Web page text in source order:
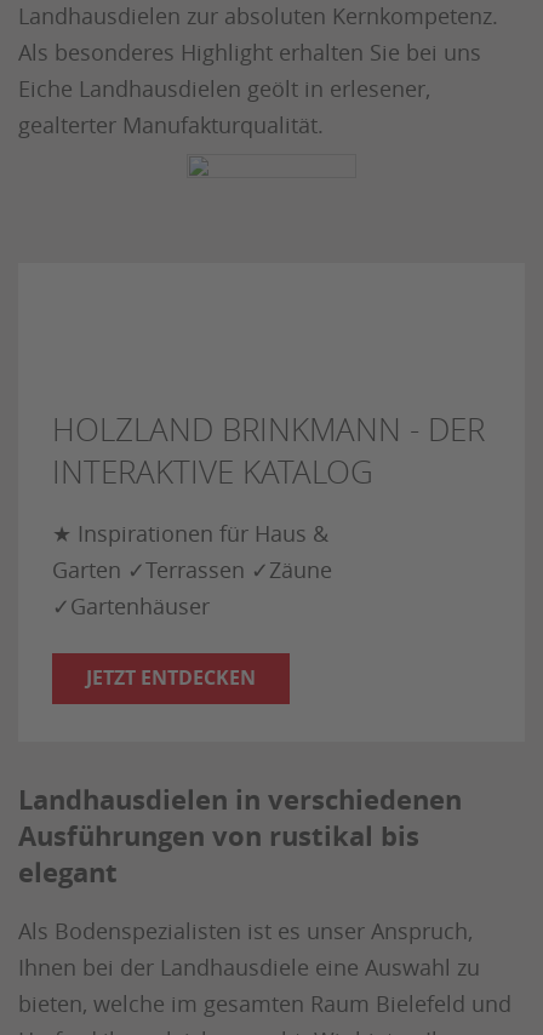
Landhausdielen zur absoluten Kernkompetenz.
Als besonderes Highlight erhalten Sie bei uns
Eiche Landhausdielen geölt in erlesener,
gealterter Manufakturqualität.
HOLZLAND BRINKMANN - DER
INTERAKTIVE KATALOG
★ Inspirationen für Haus &
Garten ✓Terrassen ✓Zäune
✓Gartenhäuser
JETZT ENTDECKEN
Landhausdielen in verschiedenen
Ausführungen von rustikal bis
elegant
Als Bodenspezialisten ist es unser Anspruch,
Ihnen bei der Landhausdiele eine Auswahl zu
bieten, welche im gesamten Raum Bielefeld und